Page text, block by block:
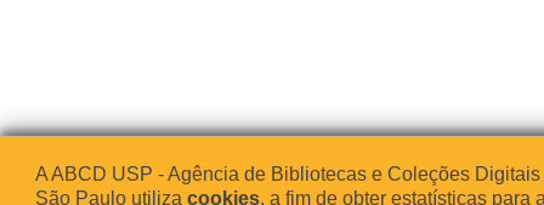
A ABCD USP - Agência de Bibliotecas e Coleções
São Paulo utiliza cookies, a fim de obter estatísticas para